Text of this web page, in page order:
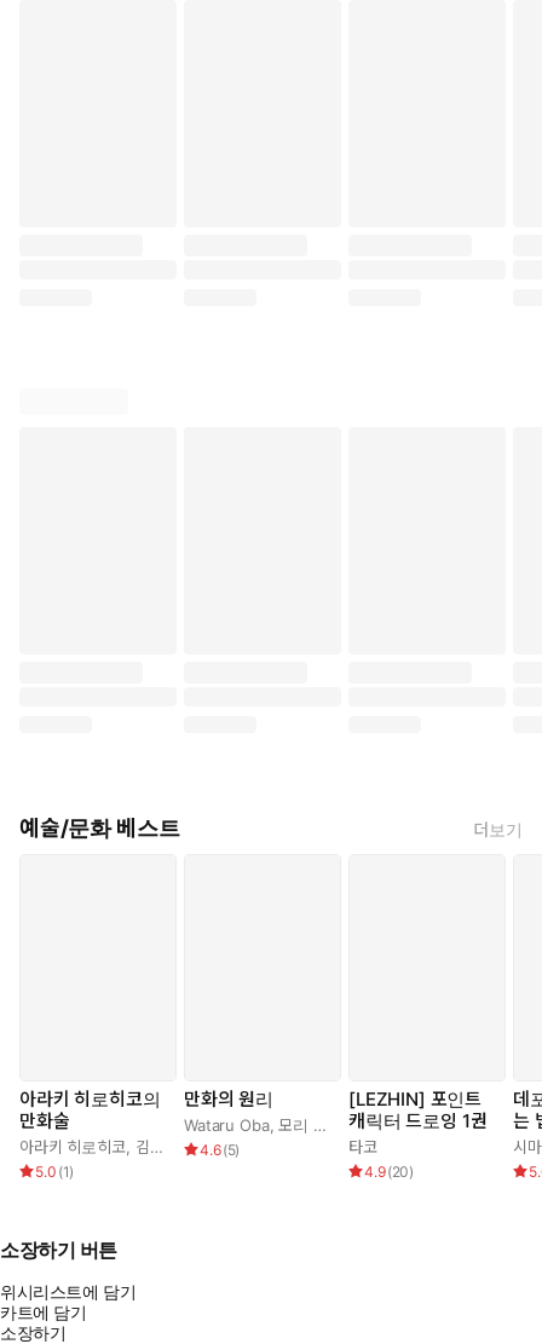
예술/문화 베스트 더보기
아라키 히로히코의
만화술
아라키 히로히코, 김부장
5.0 (1)
만화의 원리
Wataru Oba,모리 카오루 ,이리에 아키
4.6(5)
[LEZHIN] 포인트
캐릭터 드로잉 1권
타코
4.9(20)
데
는
미
연
시
소장하기 버튼
위시리스트에 담기
카트에 담기
소장하기